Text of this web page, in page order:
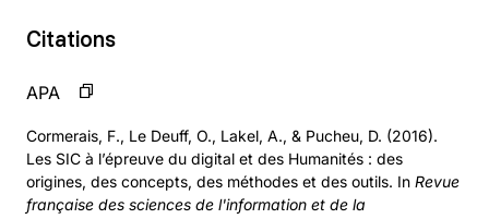
Citations
APA
Cormerais, F., Le Deuff, O., Lakel, A., & Pucheu, D. (2016).
Les SIC à l’épreuve du digital et des Humanités : des
origines, des concepts, des méthodes et des outils. In Revue
française des sciences de l'information et de la